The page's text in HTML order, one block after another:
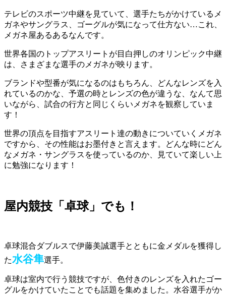
テレビのスポーツ中継を見ていて、選手たちがかけているメ
ガネやサングラス、ゴーグルが気になって仕方ない…これ、
メガネ屋あるあるなんです。
世界各国のトップアスリートが目白押しのオリンピック中継
は、さまざまな選手のメガネが映ります。
ブランドや型番が気になるのはもちろん、どんなレンズを入
れているのかな、予選の時とレンズの色が違うな、なんて思
いながら、試合の行方と同じくらいメガネを観察していま
す！
世界の頂点を目指すアスリート達の動きについていくメガネ
ですから、その性能はお墨付きと言えます。どんな時にどん
なメガネ・サングラスを使っているのか、見ていて楽しい上
に勉強になります！
屋内競技「卓球」でも！
卓球混合ダブルスで伊藤美誠選手とともに金メダルを獲得し
た水谷隼選手。
卓球は室内で行う競技ですが、色付きのレンズを入れたゴー
グルをかけていたことでも話題を集めました。水谷選手がか